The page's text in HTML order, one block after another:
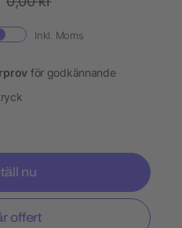
Inkl. Moms
för godkännande
nu
offert